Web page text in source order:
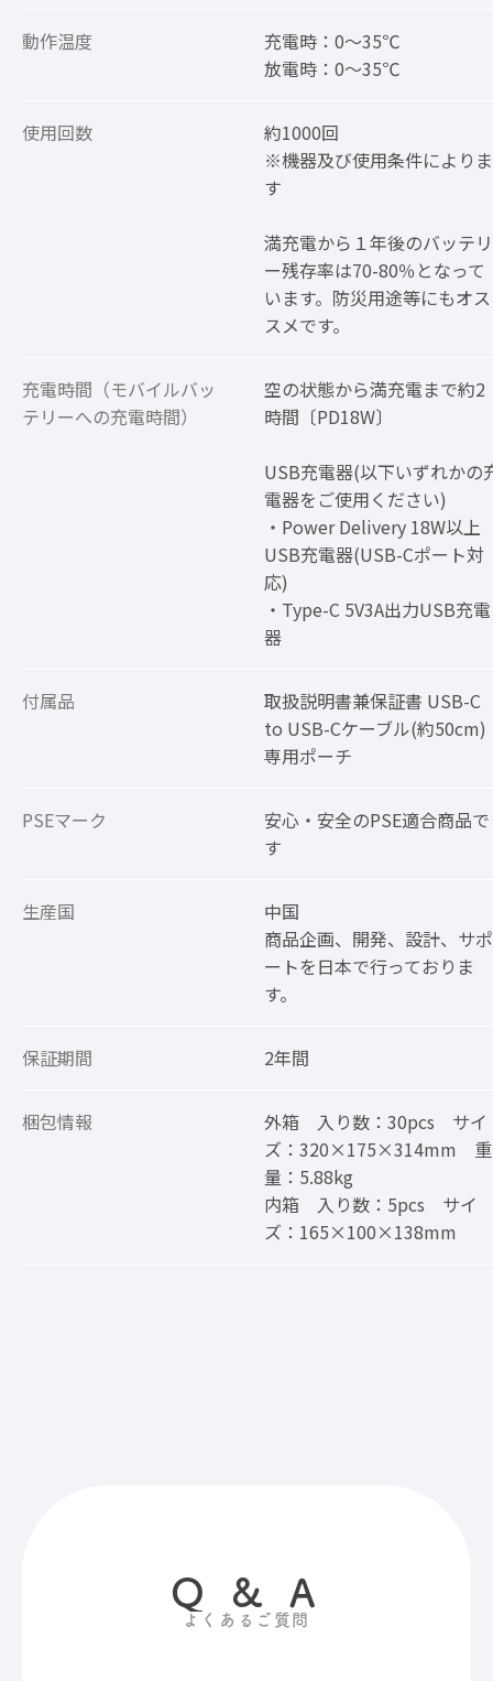
動作温度
充電時：0～35℃
放電時：0～35℃
使用回数
約1000回
※機器及び使用条件によりま
す
満充電から１年後のバッテリ
ー残存率は70-80％となって
います。防災用途等にもオス
スメです。
充電時間（モバイルバッ
テリーへの充電時間）
空の状態から満充電まで約2
時間〔PD18W〕
USB充電器(以下いずれかの
電器をご使用ください)
・Power Delivery 18W以上
USB充電器(USB-Cポート対
応)
・Type-C 5V3A出力USB充電
器
付属品
取扱説明書兼保証書 USB-C
to USB-Cケーブル(約50cm)
専用ポーチ
PSEマーク
安心・安全のPSE適合商品で
す
生産国
中国
商品企画、開発、設計、サポ
ートを日本で行っておりま
す。
保証期間 2年間
梱包情報
外箱 入り数：30pcs サイ
ズ：320×175×314mm 重
量：5.88kg
内箱 入り数：5pcs サイ
ズ：165×100×138mm
Q & A
よくあるご質問